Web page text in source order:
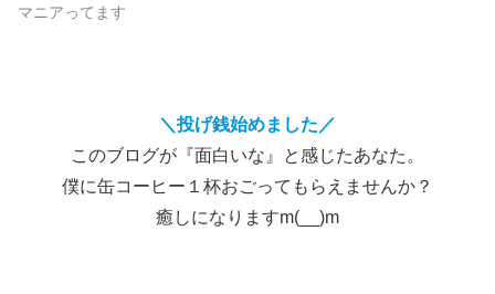
マニアってます
＼投げ銭始めました／
このブログが『面白いな』と感じたあなた。
僕に缶コーヒー１杯おごってもらえませんか？
癒しになりますm(__)m